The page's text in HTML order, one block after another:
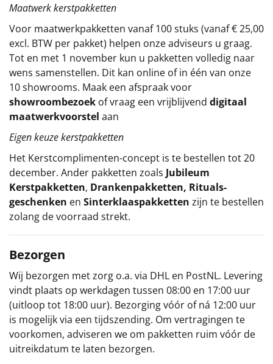
Alle overige
Maatwerk kerstpakketten
Voor maatwerkpakketten vanaf 100 stuks (vanaf € 25,00
excl. BTW per pakket) helpen onze adviseurs u graag.
Tot en met 1 november kun u pakketten volledig naar
wens samenstellen. Dit kan online of in één van onze
10 showrooms. Maak een afspraak voor
showroombezoek of vraag een vrijblijvend digitaal
maatwerkvoorstel aan
Eigen keuze kerstpakketten
Het Kerstcomplimenten-concept is te bestellen tot 20
december. Ander pakketten zoals Jubileum
Kerstpakketten, Drankenpakketten, Rituals-
geschenken en Sinterklaaspakketten zijn te bestellen
zolang de voorraad strekt.
Bezorgen
Wij bezorgen met zorg o.a. via DHL en PostNL. Levering
vindt plaats op werkdagen tussen 08:00 en 17:00 uur
(uitloop tot 18:00 uur). Bezorging vóór of ná 12:00 uur
is mogelijk via een tijdszending. Om vertragingen te
voorkomen, adviseren we om pakketten ruim vóór de
uitreikdatum te laten bezorgen.